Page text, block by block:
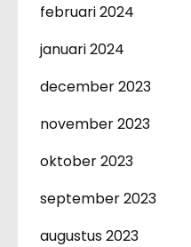
februari 2024
januari 2024
december 2023
november 2023
oktober 2023
september 2023
augustus 2023